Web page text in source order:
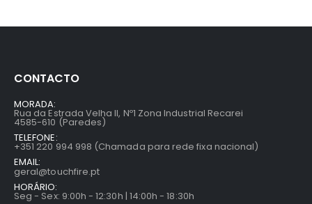
CONTACTO
MORADA:
Rua da Estrada Velha II, Nº1 Zona Industrial Recarei
4585-610 (Paredes)
TELEFONE:
+351 220 994 998 (Chamada para rede fixa nacional)
EMAIL:
geral@touchfire.pt
HORÁRIO:
Seg - Sex: 9:00h - 12:30h | 14:00h - 18:30h